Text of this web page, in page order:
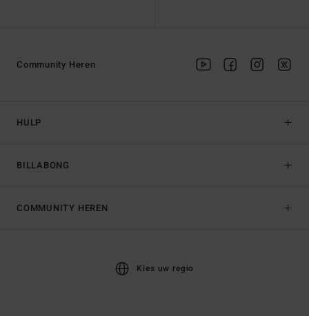
HULP
BILLABONG
Community Heren
COMMUNITY HEREN
Kies uw regio